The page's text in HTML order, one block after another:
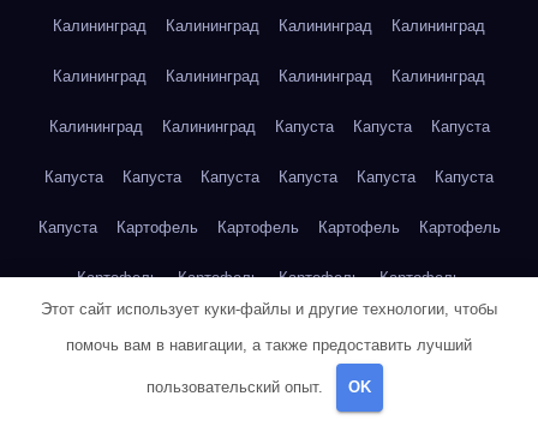
Калининград Калининград Калининград Калининград
Калининград Калининград Калининград Калининград
Калининград Калининград Капуста Капуста Капуста
Капуста Капуста Капуста Капуста Капуста Капуста
Капуста Картофель Картофель Картофель Картофель
Картофель Картофель Картофель Картофель
Кейптаун Кейптаун
Этот сайт использует куки-файлы и другие технологии, чтобы
помочь вам в навигации, а также предоставить лучший
пользовательский опыт. OK